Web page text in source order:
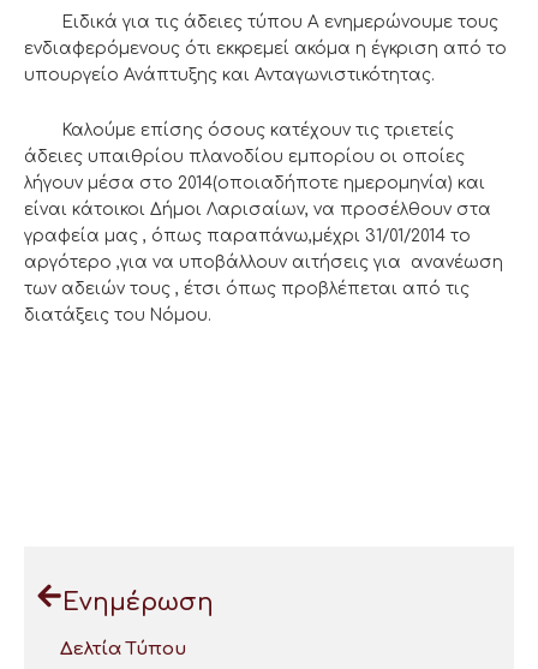
Ειδικά για τις άδειες τύπου Α ενημερώνουμε τους
ενδιαφερόμενους ότι εκκρεμεί ακόμα η έγκριση από το
υπουργείο Ανάπτυξης και Ανταγωνιστικότητας.
Καλούμε επίσης όσους κατέχουν τις τριετείς
άδειες υπαιθρίου πλανοδίου εμπορίου οι οποίες
λήγουν μέσα στο 2014(οποιαδήποτε ημερομηνία) και
είναι κάτοικοι Δήμοι Λαρισαίων, να προσέλθουν στα
γραφεία μας , όπως παραπάνω,μέχρι 31/01/2014 το
αργότερο ,για να υποβάλλουν αιτήσεις για ανανέωση
των αδειών τους , έτσι όπως προβλέπεται από τις
διατάξεις του Νόμου.
Ενημέρωση
Δελτία Τύπου